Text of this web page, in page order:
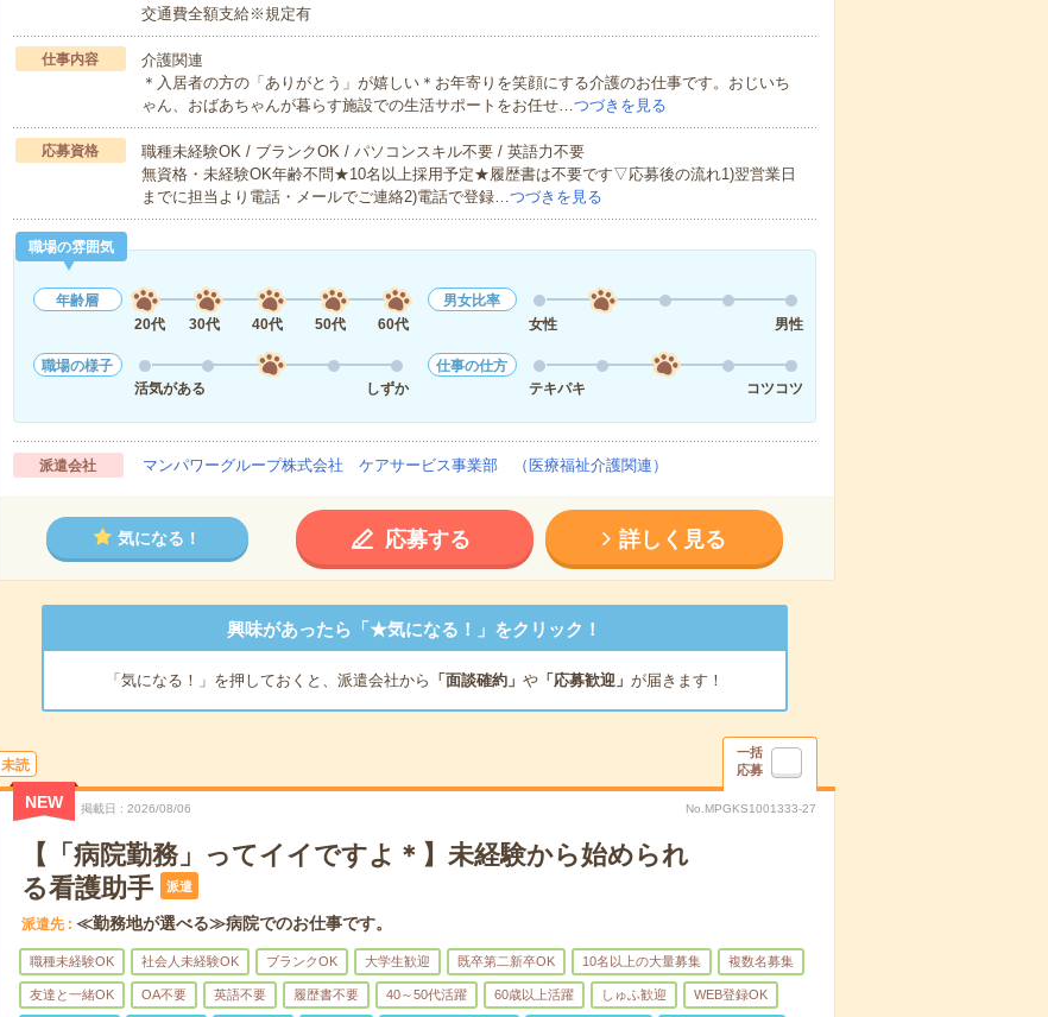
交通費全額支給※規定有
仕事内容
介護関連
＊入居者の方の「ありがとう」が嬉しい＊お年寄りを笑顔にする介護のお仕事です。おじいち
ゃん、おばあちゃんが暮らす施設での生活サポートをお任せ…つづきを見る
応募資格
職種未経験OK / ブランクOK / パソコンスキル不要 / 英語力不要
無資格・未経験OK年齢不問★10名以上採用予定★履歴書は不要です▽応募後の流れ1)翌営業日
までに担当より電話・メールでご連絡2)電話で登録…つづきを見る
職場の雰囲気
年齢層
20代
30代 40代 50代 60代
男女比率
女性
男性
職場の様子
活気がある
しずか
仕事の仕方
テキパキ
コツコツ
派遣会社 マンパワーグループ株式会社 ケアサービス事業部 （医療福祉介護関連）
気になる！ 応募する 詳しく見る
興味があったら「★気になる！」をクリック！
「気になる！」を押しておくと、派遣会社から 「面談確約」 や「応募歓迎」 が届きます！
未読
一括
応募
NEW 掲載日 2026/08/06 No.MPGKS1001333-27
【「病院勤務」ってイイですよ＊】未経験から始められ
る看護助手
派遣
派遣先 ≪勤務地が選べる≫病院でのお仕事です。
職種未経験OK 社会人未経験OK ブランクOK 大学生歓迎 既卒第二新卒OK 10名以上の大量募集 複数名募集
友達と一緒OK OA不要 英語不要 履歴書不要 40～50代活躍 60歳以上活躍 しゅふ歓迎 WEB登録OK